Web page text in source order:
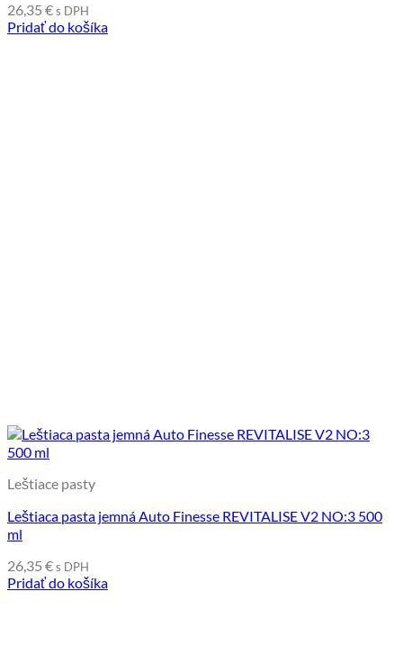
26,35 €s DPH
Pridať do košíka
Leštiace pasty
Leštiaca pasta jemná Auto Finesse REVITALISE V2 NO:3 500
ml
26,35 €s DPH
Pridať do košíka